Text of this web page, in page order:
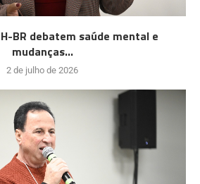
BR debatem saúde mental e
mudanças...
2 de julho de 2026